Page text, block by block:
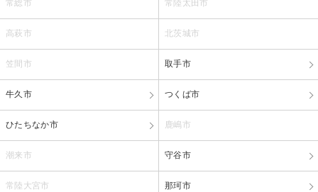
常総市 常陸太田市
高萩市 北茨城市
笠間市 取手市
牛久市 つくば市
ひたちなか市 鹿嶋市
潮来市 守谷市
常陸大宮市 那珂市